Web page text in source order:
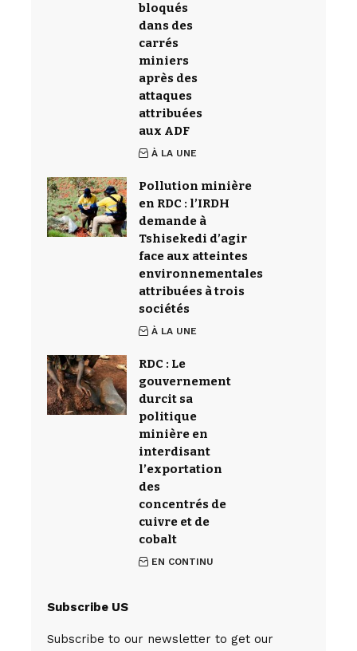
bloqués
dans des
carrés
miniers
après des
attaques
attribuées
aux ADF
À LA UNE
Pollution minière
en RDC : l’IRDH
demande à
Tshisekedi d’agir
face aux atteintes
environnementales
attribuées à trois
sociétés
À LA UNE
RDC : Le
gouvernement
durcit sa
politique
minière en
interdisant
l’exportation
des
concentrés de
cuivre et de
cobalt
EN CONTINU
Subscribe US
Subscribe to our newsletter to get our